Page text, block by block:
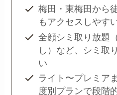
梅田・東梅田から
もアクセスしやす
全顔シミ取り放題
し）など、シミ取
い
ライト〜プレミア
度別プランで段階